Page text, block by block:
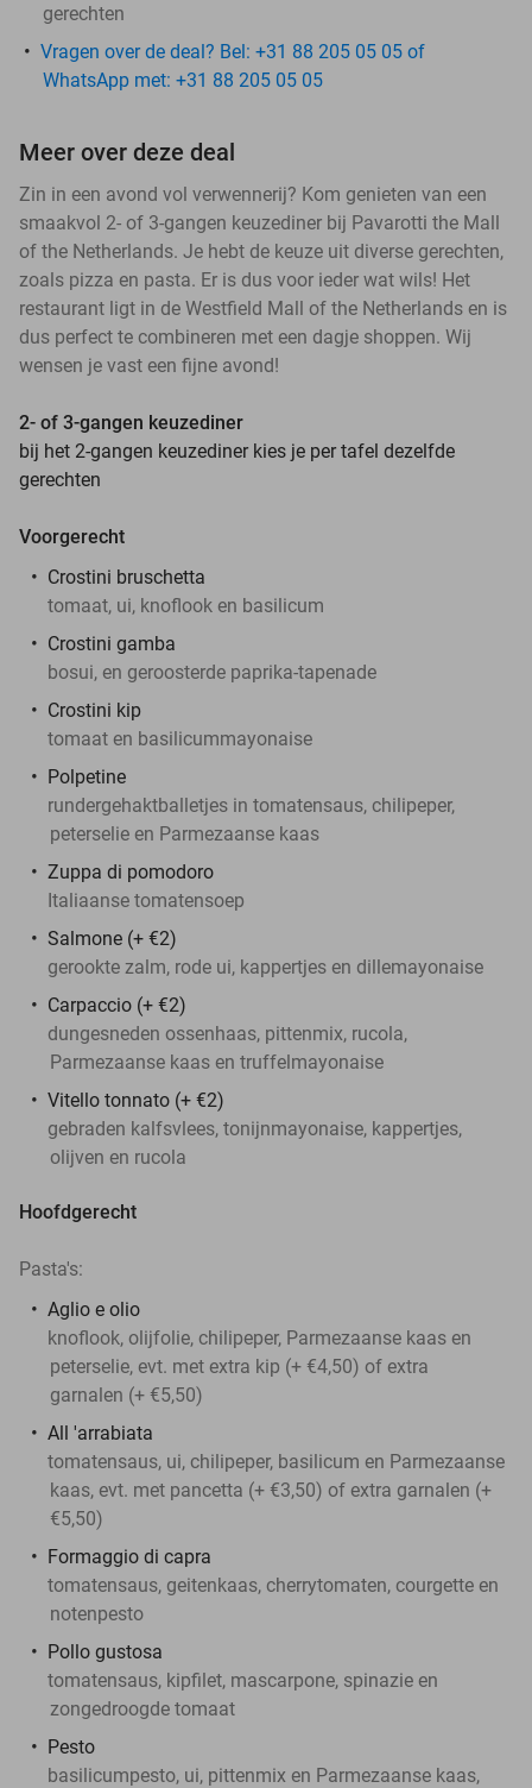
gerechten
Vragen over de deal? Bel: +31 88 205 05 05 of
WhatsApp met: +31 88 205 05 05
Meer over deze deal
Zin in een avond vol verwennerij? Kom genieten van een
smaakvol 2- of 3-gangen keuzediner bij Pavarotti the Mall
of the Netherlands. Je hebt de keuze uit diverse gerechten,
zoals pizza en pasta. Er is dus voor ieder wat wils! Het
restaurant ligt in de Westfield Mall of the Netherlands en is
dus perfect te combineren met een dagje shoppen. Wij
wensen je vast een fijne avond!
2- of 3-gangen keuzediner
bij het 2-gangen keuzediner kies je per tafel dezelfde
gerechten
Voorgerecht
Crostini bruschetta
tomaat, ui, knoflook en basilicum
Crostini gamba
bosui, en geroosterde paprika-tapenade
Crostini kip
tomaat en basilicummayonaise
Polpetine
rundergehaktballetjes in tomatensaus, chilipeper,
peterselie en Parmezaanse kaas
Zuppa di pomodoro
Italiaanse tomatensoep
Salmone (+ €2)
gerookte zalm, rode ui, kappertjes en dillemayonaise
Carpaccio (+ €2)
dungesneden ossenhaas, pittenmix, rucola,
Parmezaanse kaas en truffelmayonaise
Vitello tonnato (+ €2)
gebraden kalfsvlees, tonijnmayonaise, kappertjes,
olijven en rucola
Hoofdgerecht
Pasta's:
Aglio e olio
knoflook, olijfolie, chilipeper, Parmezaanse kaas en
peterselie, evt. met extra kip (+ €4,50) of extra
garnalen (+ €5,50)
All 'arrabiata
tomatensaus, ui, chilipeper, basilicum en Parmezaanse
kaas, evt. met pancetta (+ €3,50) of extra garnalen (+
€5,50)
Formaggio di capra
tomatensaus, geitenkaas, cherrytomaten, courgette en
notenpesto
Pollo gustosa
tomatensaus, kipfilet, mascarpone, spinazie en
zongedroogde tomaat
Pesto
basilicumpesto, ui, pittenmix en Parmezaanse kaas,